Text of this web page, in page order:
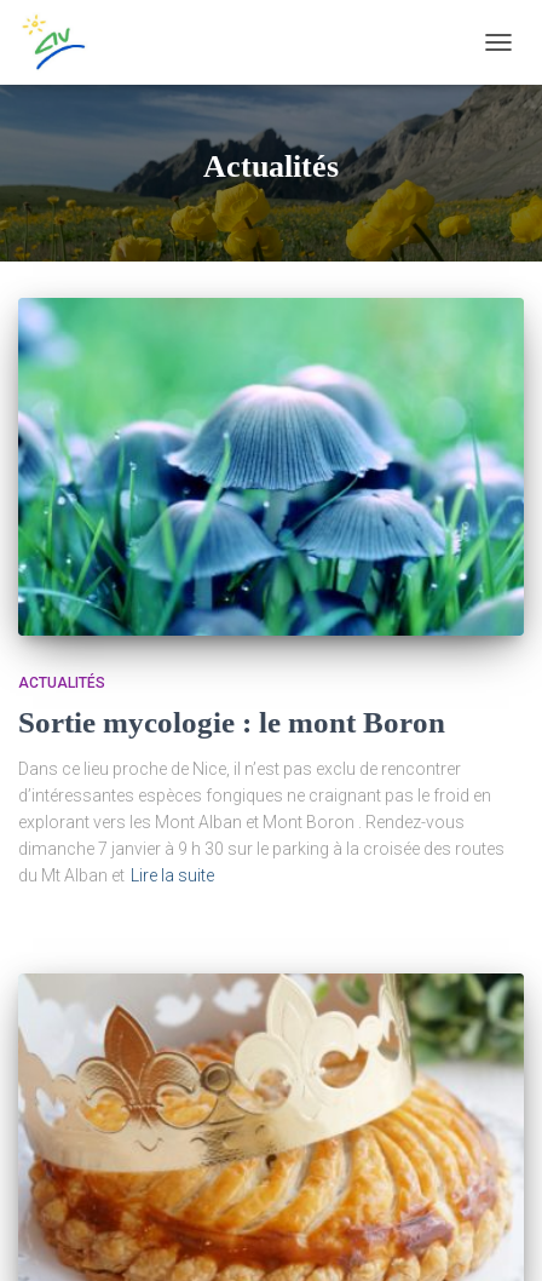
Actualités
ACTUALITÉS
Sortie mycologie : le mont Boron
Dans ce lieu proche de Nice, il n’est pas exclu de rencontrer
d’intéressantes espèces fongiques ne craignant pas le froid en
explorant vers les Mont Alban et Mont Boron . Rendez-vous
dimanche 7 janvier à 9 h 30 sur le parking à la croisée des routes
du Mt Alban et
Lire la suite